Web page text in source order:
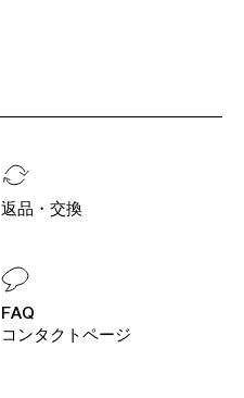
返品・交換
FAQ
コンタクトページ